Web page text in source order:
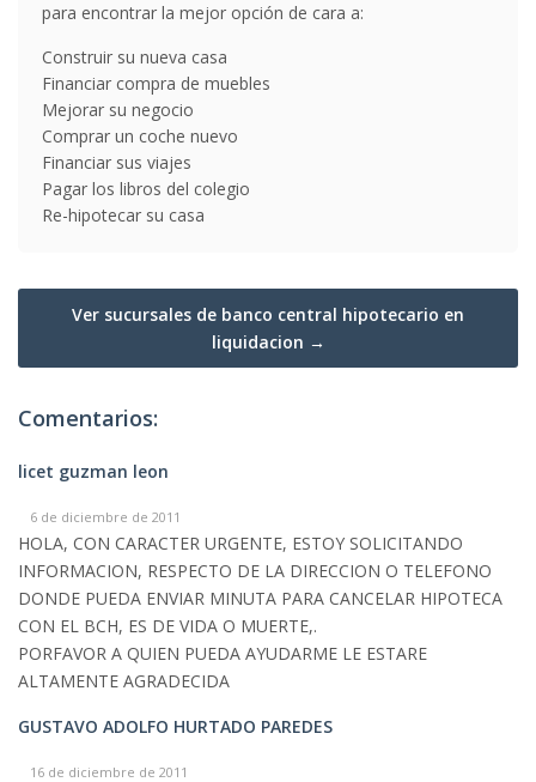
para encontrar la mejor opción de cara a:
Construir su nueva casa
Financiar compra de muebles
Mejorar su negocio
Comprar un coche nuevo
Financiar sus viajes
Pagar los libros del colegio
Re-hipotecar su casa
Ver sucursales de banco central hipotecario en
liquidacion →
Comentarios:
licet guzman leon
6 de diciembre de 2011
HOLA, CON CARACTER URGENTE, ESTOY SOLICITANDO
INFORMACION, RESPECTO DE LA DIRECCION O TELEFONO
DONDE PUEDA ENVIAR MINUTA PARA CANCELAR HIPOTECA
CON EL BCH, ES DE VIDA O MUERTE,.
PORFAVOR A QUIEN PUEDA AYUDARME LE ESTARE
ALTAMENTE AGRADECIDA
GUSTAVO ADOLFO HURTADO PAREDES
16 de diciembre de 2011